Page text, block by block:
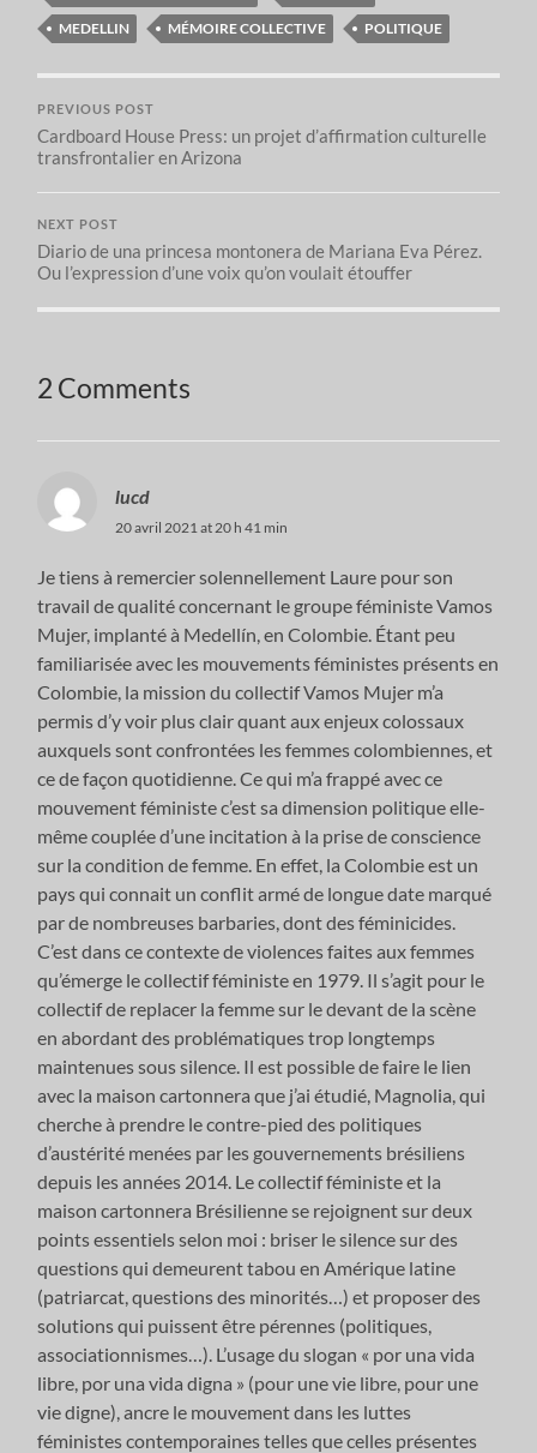
MEDELLIN
MÉMOIRE COLLECTIVE POLITIQUE
PREVIOUS POST
Cardboard House Press: un projet d’affirmation culturelle
transfrontalier en Arizona
NEXT POST
Diario de una princesa montonera de Mariana Eva Pérez.
Ou l’expression d’une voix qu’on voulait étouffer
2 Comments
lucd
20 avril 2021 at 20 h 41 min
Je tiens à remercier solennellement Laure pour son
travail de qualité concernant le groupe féministe Vamos
Mujer, implanté à Medellín, en Colombie. Étant peu
familiarisée avec les mouvements féministes présents en
Colombie, la mission du collectif Vamos Mujer m’a
permis d’y voir plus clair quant aux enjeux colossaux
auxquels sont confrontées les femmes colombiennes, et
ce de façon quotidienne. Ce qui m’a frappé avec ce
mouvement féministe c’est sa dimension politique elle-
même couplée d’une incitation à la prise de conscience
sur la condition de femme. En effet, la Colombie est un
pays qui connait un conflit armé de longue date marqué
par de nombreuses barbaries, dont des féminicides.
C’est dans ce contexte de violences faites aux femmes
qu’émerge le collectif féministe en 1979. Il s’agit pour le
collectif de replacer la femme sur le devant de la scène
en abordant des problématiques trop longtemps
maintenues sous silence. Il est possible de faire le lien
avec la maison cartonnera que j’ai étudié, Magnolia, qui
cherche à prendre le contre-pied des politiques
d’austérité menées par les gouvernements brésiliens
depuis les années 2014. Le collectif féministe et la
maison cartonnera Brésilienne se rejoignent sur deux
points essentiels selon moi : briser le silence sur des
questions qui demeurent tabou en Amérique latine
(patriarcat, questions des minorités…) et proposer des
solutions qui puissent être pérennes (politiques,
associationnismes…). L’usage du slogan « por una vida
libre, por una vida digna » (pour une vie libre, pour une
vie digne), ancre le mouvement dans les luttes
féministes contemporaines telles que celles présentes